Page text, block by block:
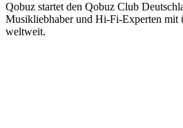
Qobuz startet den Qobuz Club
Musikliebhaber und Hi-Fi-Experten mit
weltweit.